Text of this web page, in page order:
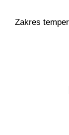
Zakres